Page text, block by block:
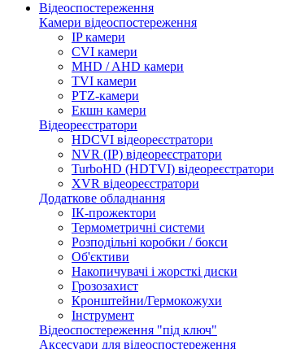
Відеоспостереження
Камери відеоспостереження
IP камери
CVI камери
MHD / AHD камери
TVI камери
PTZ-камери
Екшн камери
Відеореєстратори
HDCVI відеореєстратори
NVR (IP) відеореєстратори
TurboHD (HDTVI) відеореєстратори
XVR відеореєстратори
Додаткове обладнання
ІК-прожектори
Термометричні системи
Розподільні коробки / бокси
Об'єктиви
Накопичувачі і жорсткі диски
Грозозахист
Кронштейни/Гермокожухи
Інструмент
Відеоспостереження "під ключ"
Аксесуари для відеоспостереження